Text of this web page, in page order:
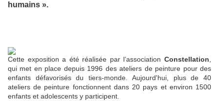
humains ».
Cette exposition a été réalisée par l’association Constellation
qui met en place depuis 1996 des ateliers de peinture pour des
enfants défavorisés du tiers-monde. Aujourd'hui, plus de 40
ateliers de peinture fonctionnent dans 20 pays et environ 1500
enfants et adolescents y participent.